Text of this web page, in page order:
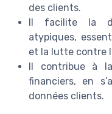
des clients.
Il facilite la
atypiques,
et la lutte contre
Il contribue à
financiers, en
données clients.